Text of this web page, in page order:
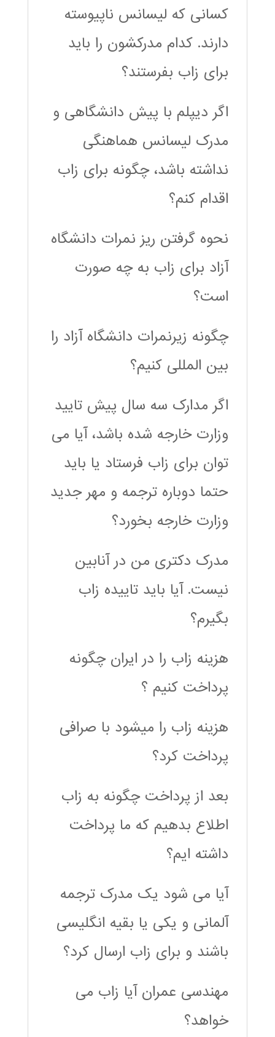
کسانی که لیسانس ناپیوسته
دارند. کدام مدرکشون را باید
برای زاب بفرستند؟
اگر دیپلم با پیش دانشگاهی و
مدرک لیسانس هماهنگی
نداشته باشد، چگونه برای زاب
اقدام کنم؟
نحوه گرفتن ریز نمرات دانشگاه
آزاد برای زاب به چه صورت
است؟
چگونه زیرنمرات دانشگاه آزاد را
بین المللی کنیم؟
اگر مدارک سه سال پیش تایید
وزارت خارجه شده باشد، آیا می
توان برای زاب فرستاد یا باید
حتما دوباره ترجمه و مهر جدید
وزارت خارجه بخورد؟
مدرک دکتری من در آنابین
نیست. آیا باید تاییده زاب
بگیرم؟
هزینه زاب را در ایران چگونه
پرداخت کنیم ؟
هزینه زاب را میشود با صرافی
پرداخت کرد؟
بعد از پرداخت چگونه به زاب
اطلاع بدهیم که ما پرداخت
داشته ایم؟
آیا می شود یک مدرک ترجمه
آلمانی و یکی یا بقیه انگلیسی
باشند و برای زاب ارسال کرد؟
مهندسی عمران آیا زاب می
خواهد؟